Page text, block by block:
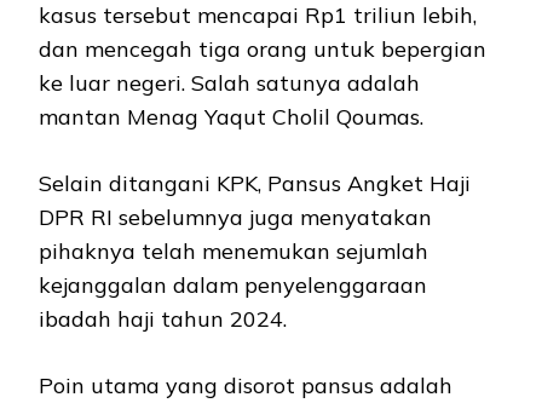
kasus tersebut mencapai Rp1 triliun lebih,
dan mencegah tiga orang untuk bepergian
ke luar negeri. Salah satunya adalah
mantan Menag Yaqut Cholil Qoumas.
Selain ditangani KPK, Pansus Angket Haji
DPR RI sebelumnya juga menyatakan
pihaknya telah menemukan sejumlah
kejanggalan dalam penyelenggaraan
ibadah haji tahun 2024.
Poin utama yang disorot pansus adalah